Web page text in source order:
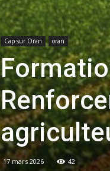
Cap sur Oran oran
17 mars 2026 42